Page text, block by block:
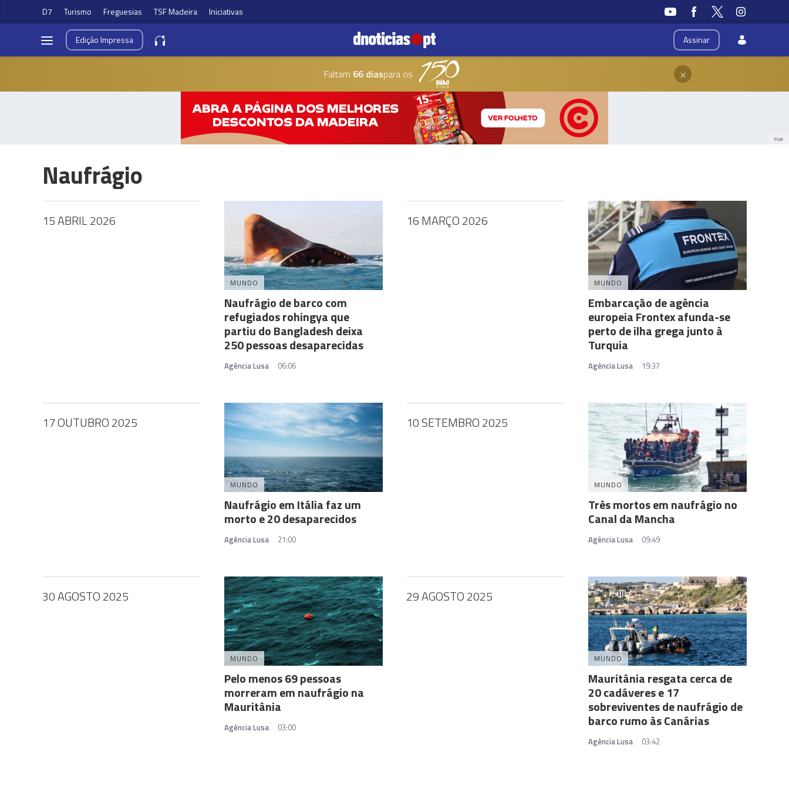
D7 Turismo Freguesias TSF Madeira Iniciativas
Assinar
EdiçãoImpressa
Faltam 66 diaspara os ×
PUB
Naufrágio
15 ABRIL 2026
MUNDO
Naufrágio de barco com
refugiados rohingya que
partiu do Bangladesh deixa
250 pessoas desaparecidas
Agência Lusa 06:06
16 MARÇO 2026
MUNDO
Embarcação de agência
europeia Frontex afunda-se
perto de ilha grega junto à
Turquia
Agência Lusa 19:37
17 OUTUBRO 2025
MUNDO
Naufrágio em Itália faz um
morto e 20 desaparecidos
Agência Lusa 21:00
10 SETEMBRO 2025
MUNDO
Três mortos em naufrágio no
Canal da Mancha
Agência Lusa 09:49
30 AGOSTO 2025
MUNDO
Pelo menos 69 pessoas
morreram em naufrágio na
Mauritânia
Agência Lusa 03:00
29 AGOSTO 2025
MUNDO
Mauritânia resgata cerca de
20 cadáveres e 17
sobreviventes de naufrágio de
barco rumo às Canárias
Agência Lusa 03:42